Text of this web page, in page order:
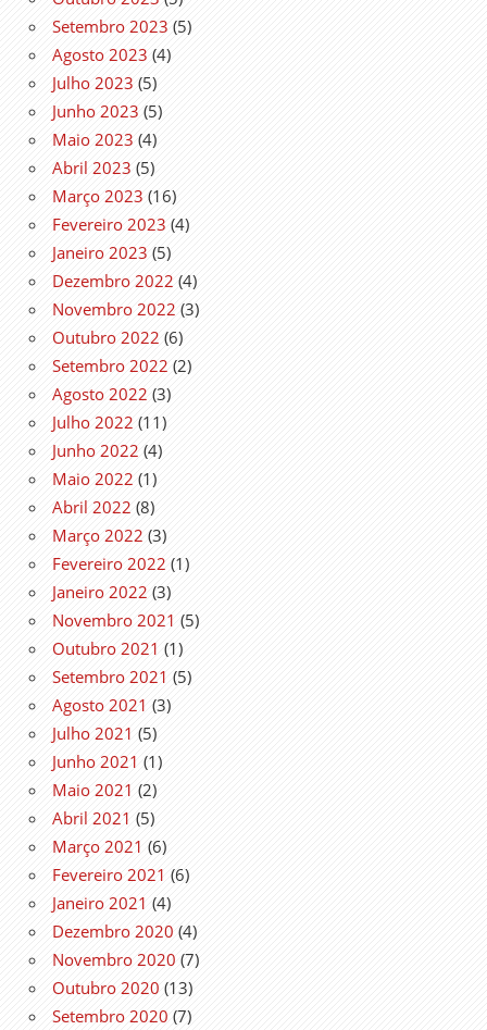
Setembro 2023 (5)
Agosto 2023 (4)
Julho 2023 (5)
Junho 2023 (5)
Maio 2023 (4)
Abril 2023 (5)
Março 2023 (16)
Fevereiro 2023 (4)
Janeiro 2023 (5)
Dezembro 2022 (4)
Novembro 2022 (3)
Outubro 2022 (6)
Setembro 2022 (2)
Agosto 2022 (3)
Julho 2022 (11)
Junho 2022 (4)
Maio 2022 (1)
Abril 2022 (8)
Março 2022 (3)
Fevereiro 2022 (1)
Janeiro 2022 (3)
Novembro 2021 (5)
Outubro 2021 (1)
Setembro 2021 (5)
Agosto 2021 (3)
Julho 2021 (5)
Junho 2021 (1)
Maio 2021 (2)
Abril 2021 (5)
Março 2021 (6)
Fevereiro 2021 (6)
Janeiro 2021 (4)
Dezembro 2020 (4)
Novembro 2020 (7)
Outubro 2020 (13)
Setembro 2020 (7)